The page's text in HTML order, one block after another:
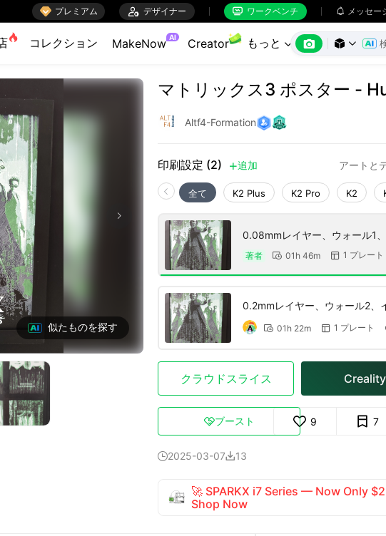
 プレミアム  デザイナー  ワークベンチ  メッセー
 コレクション MakeNow AI Creator もっと    
似たものを探す
マトリックス3 ポスター -
Altf4-Formation
印刷設定 (2) 追加 アートと
全て K2 Plus K2 Pro K2
0.08mmレイヤー、ウォール1
著者  01h 46m  1 プレート
0.2mmレイヤー、ウォール2、
 01h 22m  1 プレート
クラウドスライス
ブースト 9 7
2025-03-0713
🚀 SPARKX i7 Series — Now Only
Shop Now